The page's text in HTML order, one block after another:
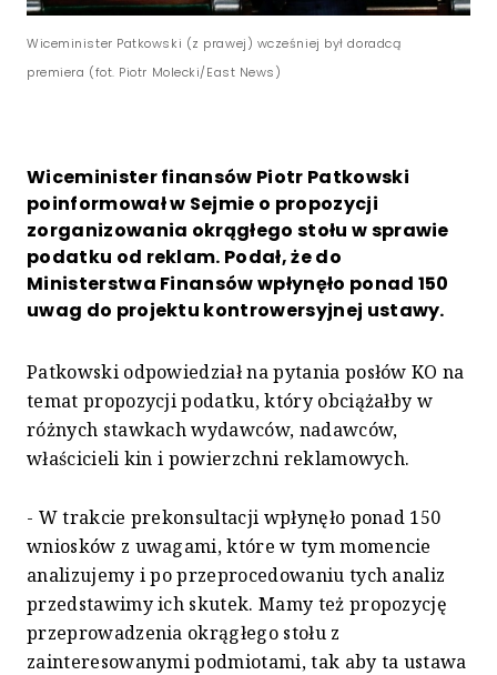
Wiceminister Patkowski (z prawej) wcześniej był doradcą
premiera (fot. Piotr Molecki/East News)
Wiceminister finansów Piotr Patkowski
poinformował w Sejmie o propozycji
zorganizowania okrągłego stołu w sprawie
podatku od reklam. Podał, że do
Ministerstwa Finansów wpłynęło ponad 150
uwag do projektu kontrowersyjnej ustawy.
Patkowski odpowiedział na pytania posłów KO na
temat propozycji podatku, który obciążałby w
różnych stawkach wydawców, nadawców,
właścicieli kin i powierzchni reklamowych.
- W trakcie prekonsultacji wpłynęło ponad 150
wniosków z uwagami, które w tym momencie
analizujemy i po przeprocedowaniu tych analiz
przedstawimy ich skutek. Mamy też propozycję
przeprowadzenia okrągłego stołu z
zainteresowanymi podmiotami, tak aby ta ustawa